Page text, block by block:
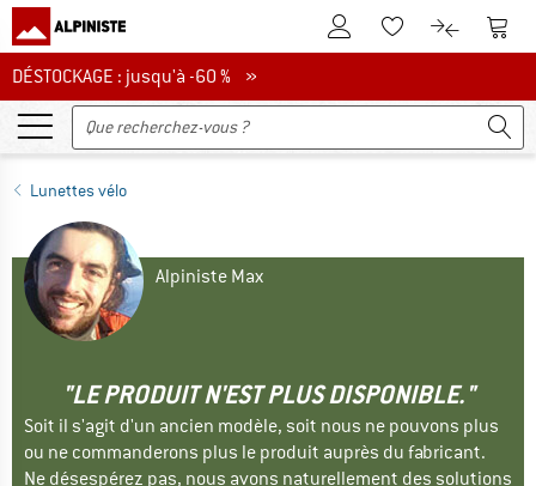
Vers le compte client
Vers la liste
Vers le
DÉSTOCKAGE : jusqu'à -60 %
DÉSTOCKAGE : jusqu'à -60 % »
Lunettes vélo
Alpiniste Max
"LE PRODUIT N'EST PLUS DISPONIBLE."
Soit il s'agit d'un ancien modèle, soit nous ne pouvons plus
ou ne commanderons plus le produit auprès du fabricant.
Ne désespérez pas, nous avons naturellement des solutions